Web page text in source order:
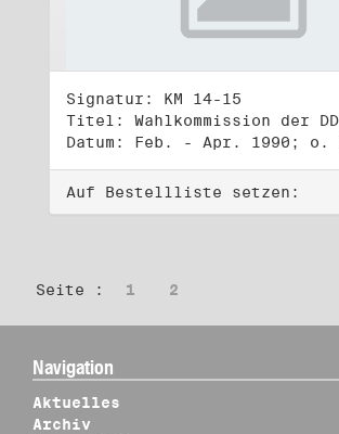
Signatur: KM 14-15
Datum: Feb. - Apr. 1990; o.
Auf Bestellliste setzen:
Seite : 1 2
Navigation
Aktuelles
Archiv